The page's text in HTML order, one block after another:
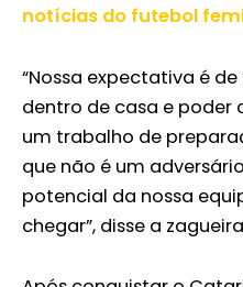
notícias do futebol
“Nossa expectativa é
dentro de casa e
um trabalho de
que não é um
potencial da nossa
chegar”, disse a